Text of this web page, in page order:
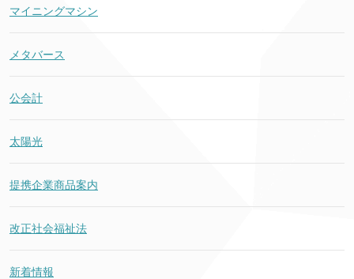
マイニングマシン
メタバース
公会計
太陽光
提携企業商品案内
改正社会福祉法
新着情報